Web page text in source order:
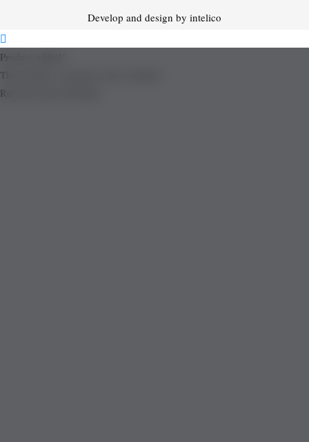
Develop and design by intelico
Product added!
The product is already in the wishlist!
Removed from Wishlist